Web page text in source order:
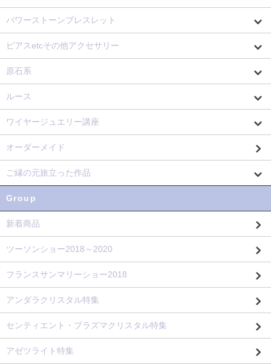
パワーストーンブレスレット
ピアスetcその他アクセサリー
原石系
ルース
ワイヤージュエリー講座
オーダーメイド
ご縁の元旅立った作品
Group
新着商品
ツーソンショー2018～2020
フランスサンマリーショー2018
アンダラクリスタル特集
センティエント・プラズマクリスタル特集
アゼツライト特集